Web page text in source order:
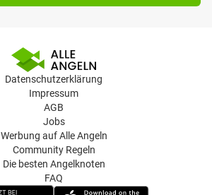
Datenschutzerklärung
Impressum
AGB
Jobs
Werbung auf Alle Angeln
Community Regeln
Die besten Angelknoten
FAQ